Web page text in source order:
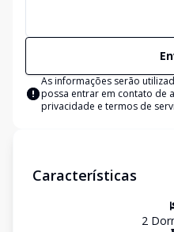
As informações serão
possa entrar em contato de
privacidade e termos de
Características
2